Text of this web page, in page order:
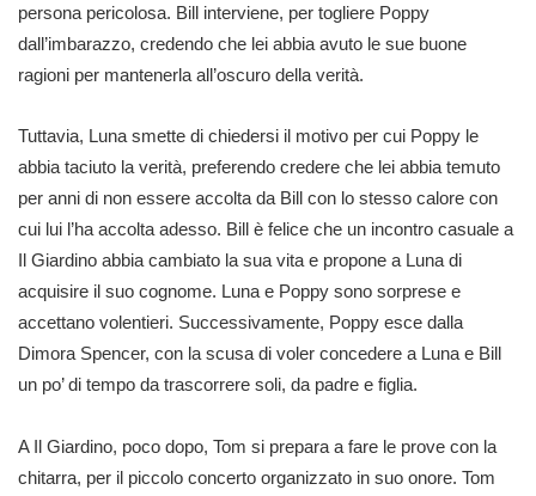
persona pericolosa. Bill interviene, per togliere Poppy
dall’imbarazzo, credendo che lei abbia avuto le sue buone
ragioni per mantenerla all’oscuro della verità.
Tuttavia, Luna smette di chiedersi il motivo per cui Poppy le
abbia taciuto la verità, preferendo credere che lei abbia temuto
per anni di non essere accolta da Bill con lo stesso calore con
cui lui l’ha accolta adesso. Bill è felice che un incontro casuale a
Il Giardino abbia cambiato la sua vita e propone a Luna di
acquisire il suo cognome. Luna e Poppy sono sorprese e
accettano volentieri. Successivamente, Poppy esce dalla
Dimora Spencer, con la scusa di voler concedere a Luna e Bill
un po’ di tempo da trascorrere soli, da padre e figlia.
A Il Giardino, poco dopo, Tom si prepara a fare le prove con la
chitarra, per il piccolo concerto organizzato in suo onore. Tom